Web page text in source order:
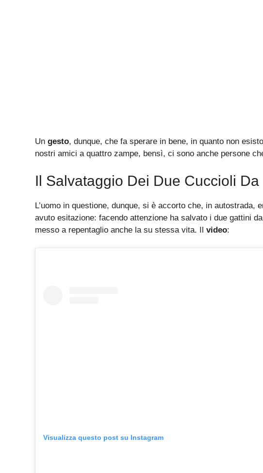
Un gesto, dunque, che fa sperare in bene, in quanto non
nostri amici a quattro zampe, bensì, ci sono anche persone
Il Salvataggio Dei Due Cuccioli
L’uomo in questione, dunque, si è accorto che, in autostrada,
avuto esitazione: facendo attenzione ha salvato i due gattini
messo a repentaglio anche la su stessa vita. Il video:
Visualizza questo post su Instagram